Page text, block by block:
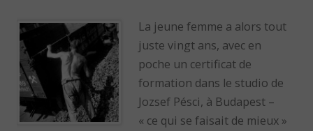
La jeune femme a alors tout
juste vingt ans, avec en
poche un certificat de
formation dans le studio de
Jozsef Pésci, à Budapest –
« ce qui se faisait de mieux »